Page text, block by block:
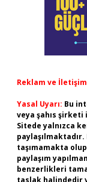
Reklam ve
Yasal Uyarı: Bu
veya şahıs şirketi
Sitede yalnızca
taşımamakta
paylaşım
benzerlikleri
taslak halindedir